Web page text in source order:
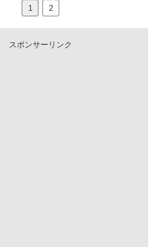
1 2
スポンサーリンク